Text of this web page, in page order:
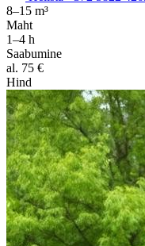
8–15 m³
Maht
1–4 h
Saabumine
al. 75 €
Hind